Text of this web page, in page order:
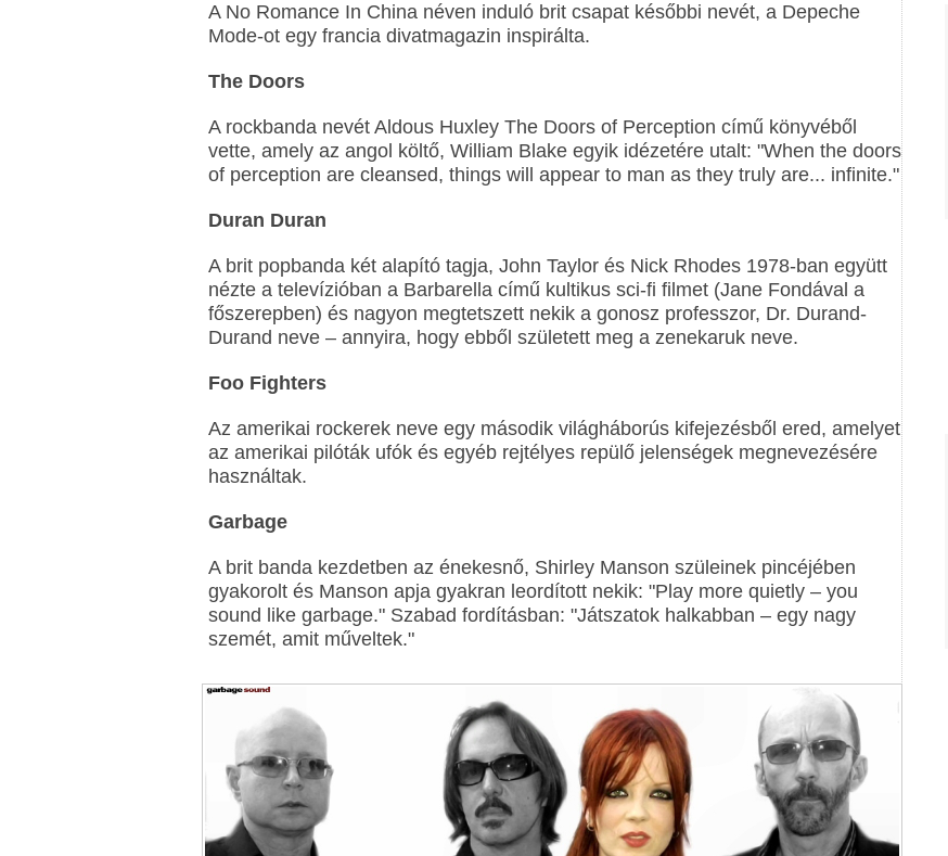
A No Romance In China néven induló brit csapat későbbi nevét, a Depeche
Mode-ot egy francia divatmagazin inspirálta.
The Doors
A rockbanda nevét Aldous Huxley The Doors of Perception című könyvéből
vette, amely az angol költő, William Blake egyik idézetére utalt: "When the doors
of perception are cleansed, things will appear to man as they truly are... infinite."
Duran Duran
A brit popbanda két alapító tagja, John Taylor és Nick Rhodes 1978-ban együtt
nézte a televízióban a Barbarella című kultikus sci-fi filmet (Jane Fondával a
főszerepben) és nagyon megtetszett nekik a gonosz professzor, Dr. Durand-
Durand neve – annyira, hogy ebből született meg a zenekaruk neve.
Foo Fighters
Az amerikai rockerek neve egy második világháborús kifejezésből ered, amelyet
az amerikai pilóták ufók és egyéb rejtélyes repülő jelenségek megnevezésére
használtak.
Garbage
A brit banda kezdetben az énekesnő, Shirley Manson szüleinek pincéjében
gyakorolt és Manson apja gyakran leordított nekik: "Play more quietly – you
sound like garbage." Szabad fordításban: "Játszatok halkabban – egy nagy
szemét, amit műveltek."